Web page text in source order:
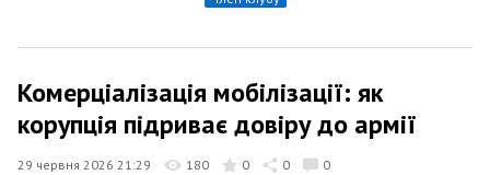
Комерціалізація мобілізації: як
корупція підриває довіру до армії
29 червня 2026 21:29 180 0 0 0